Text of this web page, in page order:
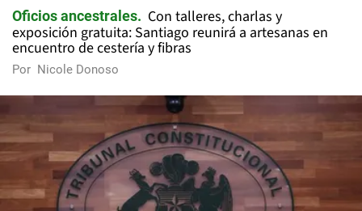
Oficios ancestrales
Con talleres, charlas y
exposición gratuita: Santiago reunirá a artesanas en
encuentro de cestería y fibras
Por Nicole Donoso